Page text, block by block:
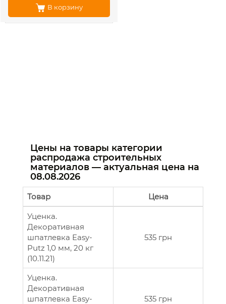
В корзину
Цены на товары категории
распродажа строительных
материалов — актуальная цена на
08.08.2026
Товар Цена
Уценка.
Декоративная
шпатлевка Easy-
Putz 1,0 мм, 20 кг
(10.11.21)
535 грн
Уценка.
Декоративная
шпатлевка Easy-
535 грн